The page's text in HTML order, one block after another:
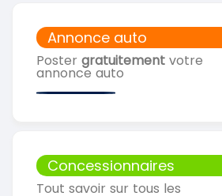
Annonce auto
Poster gratuitement votre
annonce auto
Concessionnaires
Tout savoir sur tous les